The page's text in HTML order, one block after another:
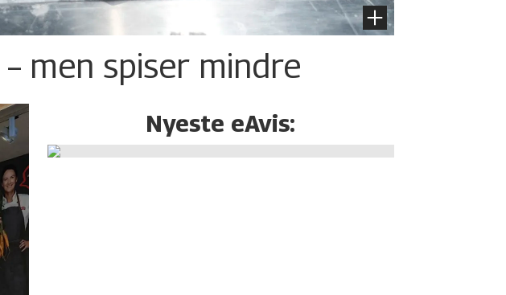
men spiser mindre
Nyeste eAvis: